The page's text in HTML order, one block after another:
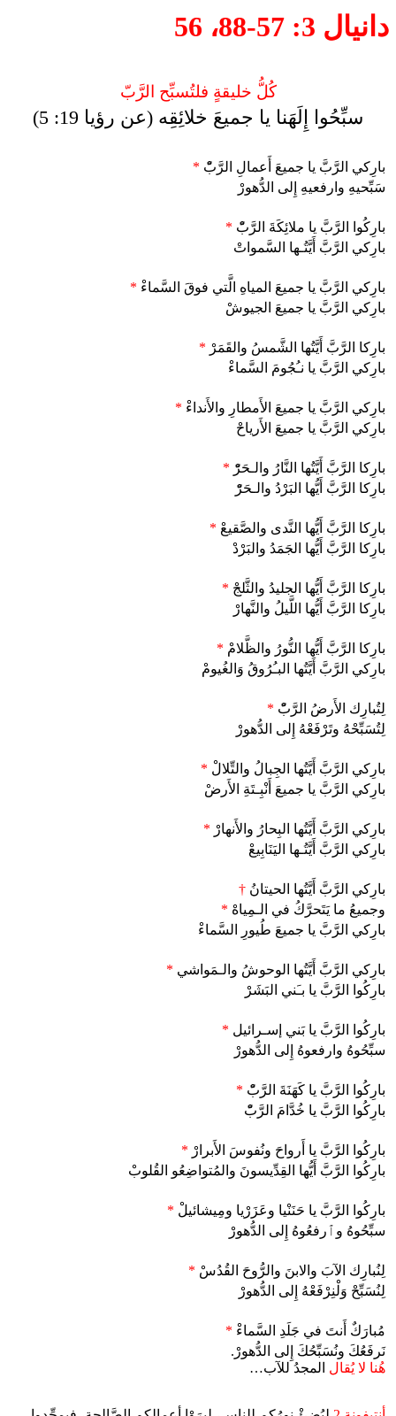
دانيال 3: 57-88، 56
كُلُّ خليقةٍ فلتُسبِّح الرَّبّ
سبِّحُوا إِلَهَنا يا جميعَ خلائِقِه (عن رؤيا 19: 5)
بارِكي الرَّبَّ يا جميعَ أَعمالِ الرَّبّْ *
سَبِّحيهِ وارفعيهِ إِلى الدُّهورْ
بارِكُوا الرَّبَّ يا ملائِكَةَ الرَّبّْ *
بارِكي الرَّبَّ أَيَّتُـها السَّمواتْ
بارِكي الرَّبَّ يا جميعَ المياهِ الَّتي فوقَ السَّماءْ *
بارِكي الرَّبَّ يا جميعَ الجيوشْ
بارِكا الرَّبَّ أَيَّتُها الشَّمسُ والقَمَرْ *
بارِكي الرَّبَّ يا نـُجُومَ السَّماءْ
بارِكي الرَّبَّ يا جميعَ الأَمطارِ والأَنداءْ *
بارِكي الرَّبَّ يا جميعَ الأَرياحْ
بارِكا الرَّبَّ أَيَّتُها النَّارُ والـحَرّْ *
بارِكا الرَّبَّ أَيُّها البَرْدُ والـحَرّْ
بارِكا الرَّبَّ أَيُّها النَّدى والصَّقيعْ *
بارِكا الرَّبَّ أَيُّها الجَمَدُ والبَرْدْ
بارِكا الرَّبَّ أَيُّها الجليدُ والثَّلجْ *
بارِكا الرَّبَّ أَيُّها اللَّيلُ والنَّهارْ
بارِكا الرَّبَّ أَيُّها النُّورُ والظَّلامْ *
بارِكي الرَّبَّ أَيَّتُها البـُرُوقُ وَالغُيومْ
لِتُبارِك الأَرضُ الرَّبّْ *
لِتُسَبِّحْهُ وتَرْفَعْهُ إِلى الدُّهورْ
بارِكي الرَّبَّ أَيَّتُها الجِبالُ والتِّلالْ *
بارِكي الرَّبَّ يا جميعَ أَنْبِـتَةِ الأَرضْ
بارِكي الرَّبَّ أَيَّتُها البِحارُ والأَنهارْ *
بارِكي الرَّبَّ أَيَّتُـها اليَنَابِيعْ
بارِكي الرَّبَّ أَيَّتُها الحيتانُ †
وجميعُ ما يَتَحرَّكُ في الـمِياهْ *
بارِكي الرَّبَّ يا جميعَ طُيورِ السَّماءْ
بارِكي الرَّبَّ أَيَّتُها الوحوشُ والـمَواشي *
بارِكُوا الرَّبَّ يا بـَني البَشَرْ
بارِكُوا الرَّبَّ يا بَني إسـرائيل *
سبِّحُوهُ وارفعوهُ إِلى الدُّهورْ
بارِكُوا الرَّبَّ يا كَهَنَةَ الرَّبّْ *
بارِكُوا الرَّبَّ يا خُدَّامَ الرَّبّْ
بارِكُوا الرَّبَّ يا أَرواحَ ونُفوسَ الأَبرارْ *
بارِكُوا الرَّبَّ أَيُّها القِدِّيسونَ والمُتواضِعُو القُلوبْ
بارِكُوا الرَّبَّ يا حَنَنْيا وعَزَرْيا ومِيشائيلْ *
سبِّحُوهُ وٱرفعُوهُ إِلى الدُّهورْ
لِنُبارِك الآبَ والابنَ والرُّوحَ القُدُسْ *
لِنُسَبِّحْ وَلْنِرْفَعْهُ إِلى الدُّهورْ
مُبارَكٌ أَنتَ في جَلَدِ السَّماءْ *
نَرفَعُكَ ونُسَبِّحُكَ إِلى الدُّهورْ.
هُنا لا يُقال المجدُ للآب…